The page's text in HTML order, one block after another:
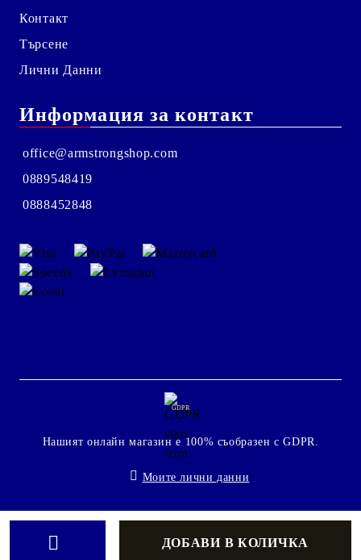
Контакт
Търсене
Лични Данни
Информация за контакт
office@armstrongshop.com
0889548419
0888452848
GDPR
Нашият онлайн магазин е 100% съобразен с GDPR.
Моите лични данни